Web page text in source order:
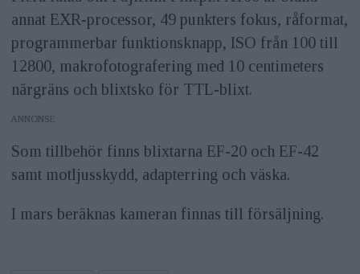
annat EXR-processor, 49 punkters fokus, råformat,
programmerbar funktionsknapp, ISO från 100 till
12800, makrofotografering med 10 centimeters
närgräns och blixtsko för TTL-blixt.
ANNONS
Som tillbehör finns blixtarna EF-20 och EF-42
samt motljusskydd, adapterring och väska.
I mars beräknas kameran finnas till försäljning.